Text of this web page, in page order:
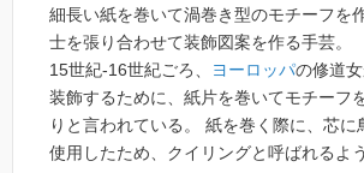
細長い紙を巻いて渦巻き型のモチーフを
士を張り合わせて装飾図案を作る手芸。
15世紀-16世紀ごろ、
ヨーロッパの修道
装飾するために、紙片を巻いてモチーフ
りと言われている。 紙を巻く際に、芯に
使用したため、クイリングと呼ばれるよ